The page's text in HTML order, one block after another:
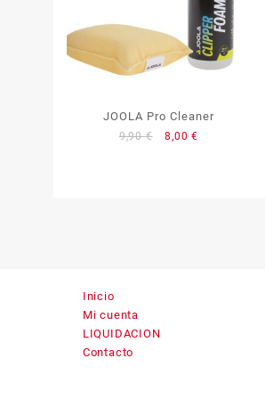
JOOLA Pro Cleaner
9,90€
El
8,00€
Inicio
Mi cuenta
LIQUIDACION
Contacto